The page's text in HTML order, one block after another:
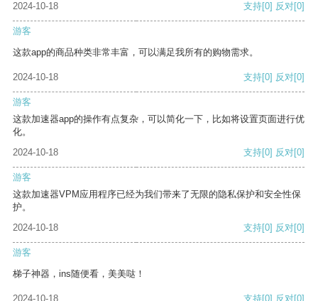
2024-10-18
支持[0] 反对[0]
游客
这款app的商品种类非常丰富，可以满足我所有的购物需求。
2024-10-18 支持[0] 反对[0]
游客
这款加速器app的操作有点复杂，可以简化一下，比如将设置页面进行优
化。
2024-10-18
支持[0] 反对[0]
游客
这款加速器VPM应用程序已经为我们带来了无限的隐私保护和安全性保
护。
2024-10-18
支持[0] 反对[0]
游客
梯子神器，ins随便看，美美哒！
2024-10-18 支持[0] 反对[0]